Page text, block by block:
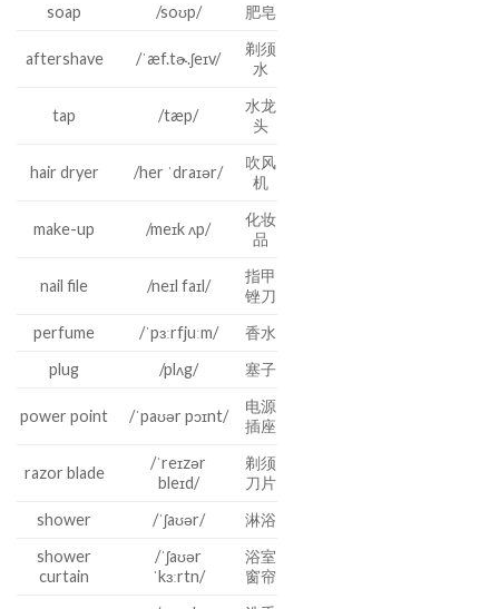
soap
/soʊp/ 肥皂
aftershave /ˈæf.tɚ.ʃeɪv/
剃须
水
tap /tæp/
水龙
头
hair dryer /her ˈdraɪər/
吹风
机
make-up /meɪk ʌp/
化妆
品
nail file /neɪl faɪl/
指甲
锉刀
perfume
/ˈpɜːrfjuːm/
香水
plug
/plʌg/ 塞子
power point /ˈpaʊər pɔɪnt/
电源
插座
razor blade
/ˈreɪzər
bleɪd/
剃须
刀片
shower
/ˈʃaʊər/
淋浴
shower
curtain
/ˈʃaʊər
ˈkɜːrtn/
浴室
窗帘